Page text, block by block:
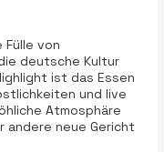
von
deutsche Kultur
ist das Essen
und live
Atmosphäre
andere neue Gericht